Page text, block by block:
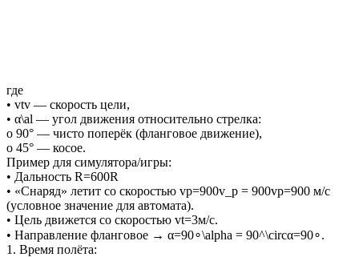
где
• vtv — скорость цели,
• α\al — угол движения относительно стрелка:
o 90° — чисто поперёк (фланговое движение),
o 45° — косое.
Пример для симулятора/игры:
• Дальность R=600R
• «Снаряд» летит со скоростью vp=900v_p = 900vp=900 м/с
(условное значение для автомата).
• Цель движется со скоростью vt=3м/с.
• Направление фланговое → α=90∘\alpha = 90^\circα=90∘.
1. Время полёта: